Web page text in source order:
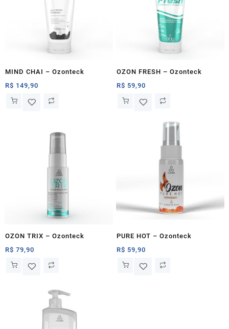
MIND CHAI – Ozonteck
R$ 149,90
OZON FRESH – Ozonteck
R$ 59,90
OZON TRIX – Ozonteck
R$ 79,90
PURE HOT – Ozonteck
R$ 59,90